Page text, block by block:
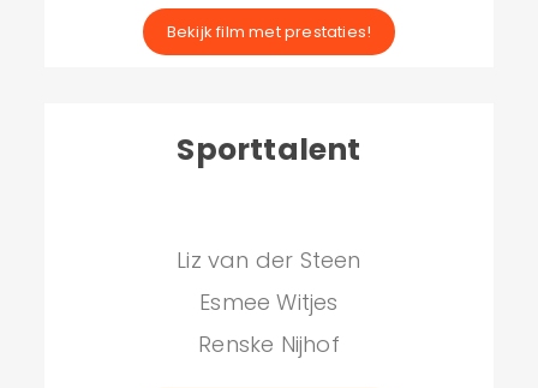
Bekijk film met prestaties!
Sporttalent
Liz van der Steen
Esmee Witjes
Renske Nijhof